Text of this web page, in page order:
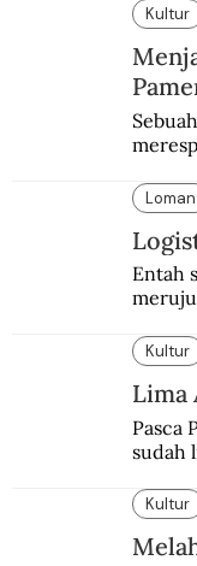
Kultur
Balai
dalam
Loman
Entah
Kultur
Lima
Pasca
sudah
para
Kultur